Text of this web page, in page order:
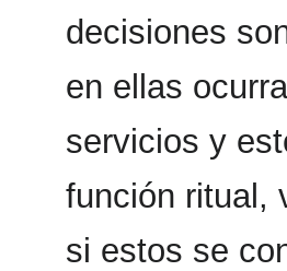
decisiones
en ellas
servicios y
función ritual,
si estos se